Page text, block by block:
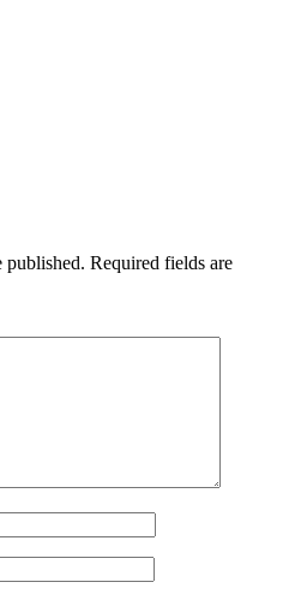
published. Required fields are